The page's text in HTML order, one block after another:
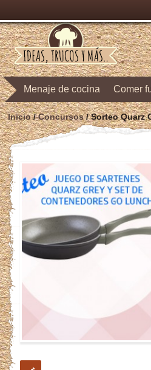
Menaje de cocina Comer
Inicio/Concursos/Sorteo Quarz